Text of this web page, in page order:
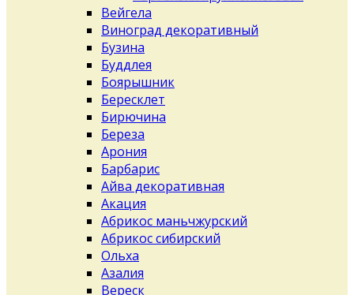
Вейгела
Виноград декоративный
Бузина
Буддлея
Боярышник
Бересклет
Бирючина
Береза
Арония
Барбарис
Айва декоративная
Акация
Абрикос маньчжурский
Абрикос сибирский
Ольха
Азалия
Вереск